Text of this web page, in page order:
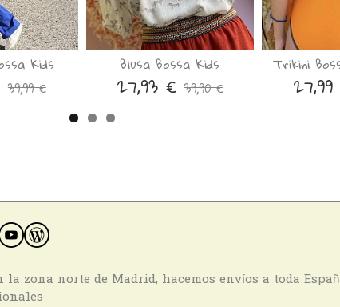
Kids
39,99 €
Blusa Bossa Kids
27,93 €39,90 €
Trikini
norte de Madrid, hacemos envíos a toda